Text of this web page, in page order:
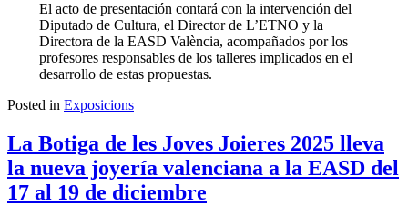
El acto de presentación contará con la intervención del
Diputado de Cultura, el Director de L’ETNO y la
Directora de la EASD València, acompañados por los
profesores responsables de los talleres implicados en el
desarrollo de estas propuestas.
Posted in Exposicions
La Botiga de les Joves Joieres 2025 lleva
la nueva joyería valenciana a la EASD del
17 al 19 de diciembre